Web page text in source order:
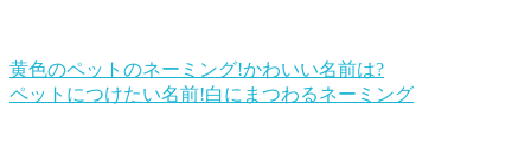
黄色のペットのネーミング!かわいい名前は?
ペットにつけたい名前!白にまつわるネーミング